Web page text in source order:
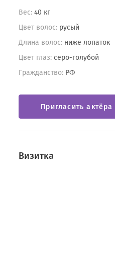
Вес: 40 кг
Цвет волос: русый
Длина волос: ниже лопаток
Цвет глаз: серо-голубой
Гражданство: РФ
Пригласить актёра
Визитка